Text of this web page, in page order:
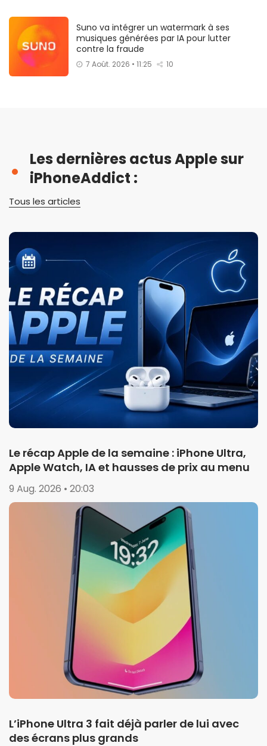
Suno va intégrer un watermark à ses
musiques générées par IA pour lutter
contre la fraude
7 Août. 2026 • 11:25 10
Les dernières actus Apple sur
iPhoneAddict :
Tous les articles
Le récap Apple de la semaine : iPhone Ultra,
Apple Watch, IA et hausses de prix au menu
9 Aug. 2026 • 20:03
L’iPhone Ultra 3 fait déjà parler de lui avec
des écrans plus grands